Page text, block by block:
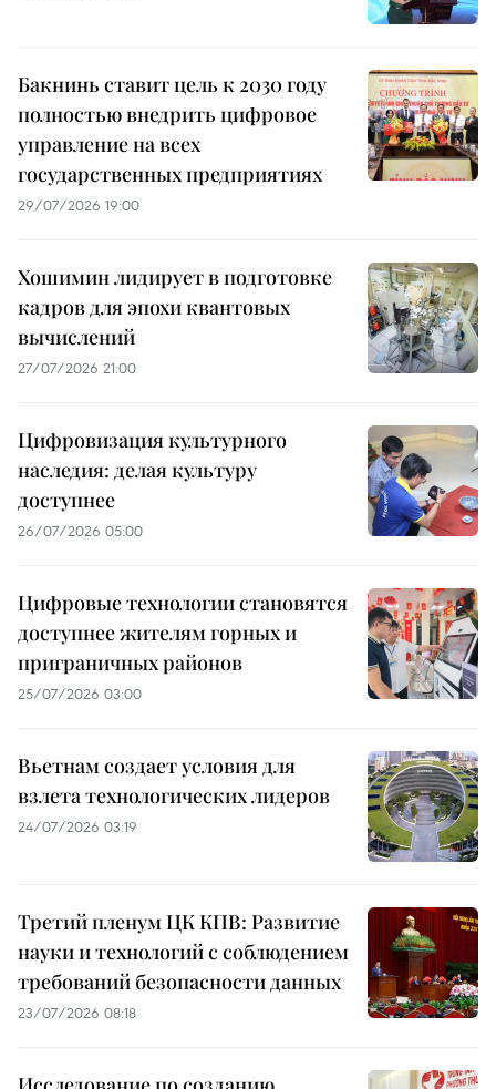
Бакнинь ставит цель к 2030 году
полностью внедрить цифровое
управление на всех
государственных предприятиях
29/07/2026 19:00
Хошимин лидирует в подготовке
кадров для эпохи квантовых
вычислений
27/07/2026 21:00
Цифровизация культурного
наследия: делая культуру
доступнее
26/07/2026 05:00
Цифровые технологии становятся
доступнее жителям горных и
приграничных районов
25/07/2026 03:00
Вьетнам создает условия для
взлета технологических лидеров
24/07/2026 03:19
Третий пленум ЦК КПВ: Развитие
науки и технологий с соблюдением
требований безопасности данных
23/07/2026 08:18